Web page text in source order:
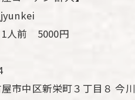
人前 5000円
市中区新栄町３丁目８ 今